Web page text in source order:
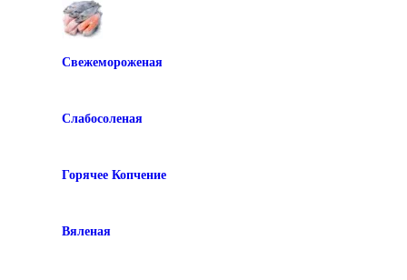
Свежемороженая
Слабосоленая
Горячее Копчение
Вяленая